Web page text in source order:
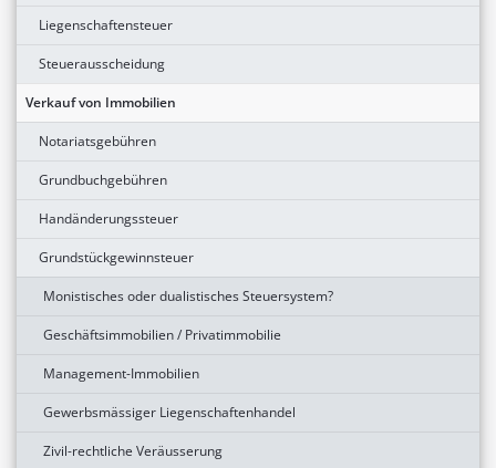
Liegenschaftensteuer
Steuerausscheidung
Verkauf von Immobilien
Notariatsgebühren
Grundbuchgebühren
Handänderungssteuer
Grundstückgewinnsteuer
Monistisches oder dualistisches Steuersystem?
Geschäftsimmobilien / Privatimmobilie
Management-Immobilien
Gewerbsmässiger Liegenschaftenhandel
Zivil-rechtliche Veräusserung